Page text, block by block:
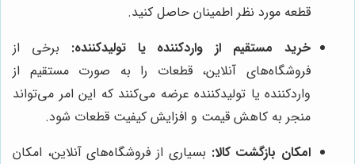
قطعه مورد نظر اطمینان حاصل کنید.
خرید مستقیم از واردکننده یا تولیدکننده: برخی از
فروشگاه‌های آنلاین، قطعات را به صورت مستقیم از
واردکننده یا تولیدکننده عرضه می‌کنند که این امر می‌تواند
منجر به کاهش قیمت و افزایش کیفیت قطعات شود.
امکان بازگشت کالا: بسیاری از فروشگاه‌های آنلاین، امکان